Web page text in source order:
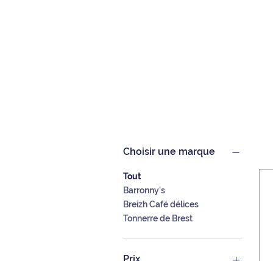
Choisir une marque
Tout
Barronny's
Breizh Café délices
Tonnerre de Brest